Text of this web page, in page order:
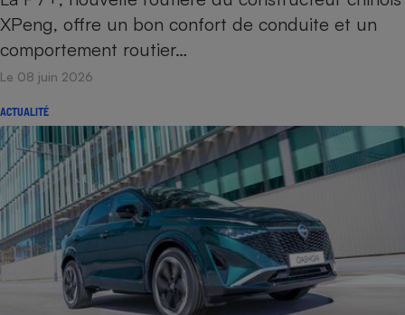
XPeng, offre un bon confort de conduite et un
comportement routier…
Le 08 juin 2026
ACTUALITÉ